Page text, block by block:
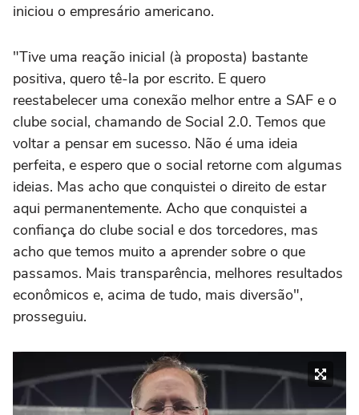
iniciou o empresário americano.
"Tive uma reação inicial (à proposta) bastante
positiva, quero tê-la por escrito. E quero
reestabelecer uma conexão melhor entre a SAF e o
clube social, chamando de Social 2.0. Temos que
voltar a pensar em sucesso. Não é uma ideia
perfeita, e espero que o social retorne com algumas
ideias. Mas acho que conquistei o direito de estar
aqui permanentemente. Acho que conquistei a
confiança do clube social e dos torcedores, mas
acho que temos muito a aprender sobre o que
passamos. Mais transparência, melhores resultados
econômicos e, acima de tudo, mais diversão",
prosseguiu.